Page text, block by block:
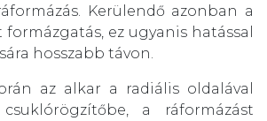
Kerülendő azonban a
ez ugyanis hatással
hosszabb távon.
az alkar a radiális oldalával
a ráformázást